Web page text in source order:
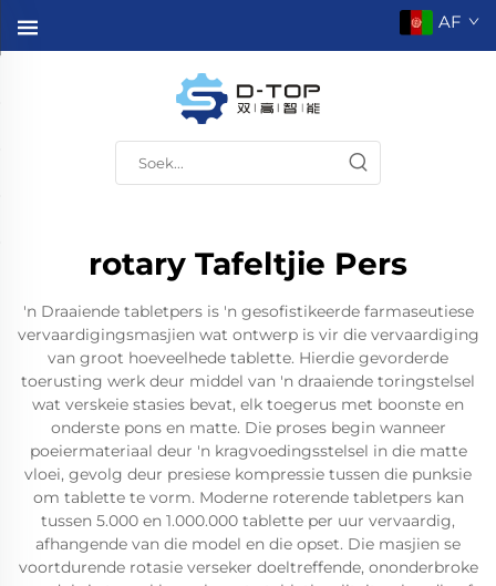
AF
rotary Tafeltjie Pers
'n Draaiende tabletpers is 'n gesofistikeerde farmaseutiese
vervaardigingsmasjien wat ontwerp is vir die vervaardiging
van groot hoeveelhede tablette. Hierdie gevorderde
toerusting werk deur middel van 'n draaiende toringstelsel
wat verskeie stasies bevat, elk toegerus met boonste en
onderste pons en matte. Die proses begin wanneer
poeiermateriaal deur 'n kragvoedingsstelsel in die matte
vloei, gevolg deur presiese kompressie tussen die punksie
om tablette te vorm. Moderne roterende tabletpers kan
tussen 5.000 en 1.000.000 tablette per uur vervaardig,
afhangende van die model en die opset. Die masjien se
voortdurende rotasie verseker doeltreffende, ononderbroke